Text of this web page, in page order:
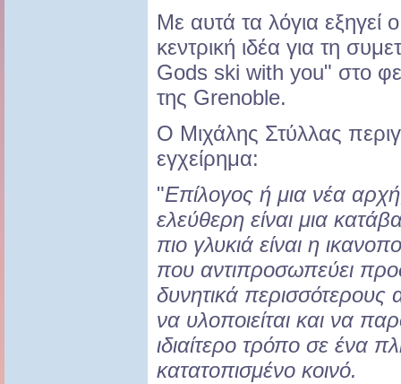
Με αυτά τα λόγια εξηγεί
κεντρική ιδέα για τη
Gods ski with you" στο
της Grenoble.
Ο Μιχάλης Στύλλας
εγχείρημα:
"Επίλογος ή μια νέα
ελεύθερη είναι μια
πιο γλυκιά είναι η
που αντιπροσωπεύει
δυνητικά περισσότερους
να υλοποιείται και να
ιδιαίτερο τρόπο σε ένα
κατατοπισμένο κοινό.